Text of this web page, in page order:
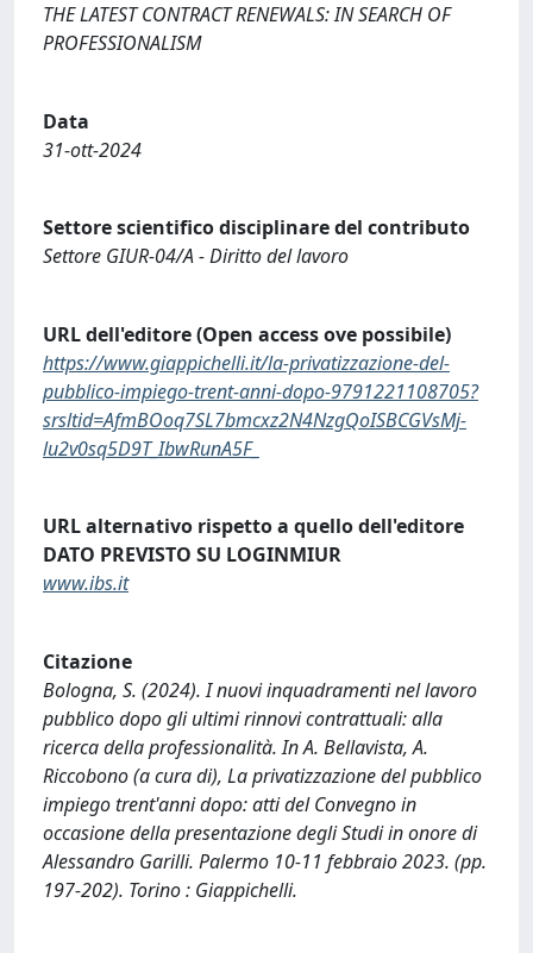
THE LATEST CONTRACT RENEWALS: IN SEARCH OF
PROFESSIONALISM
Data
31-ott-2024
Settore scientifico disciplinare del contributo
Settore GIUR-04/A - Diritto del lavoro
URL dell'editore (Open access ove possibile)
https://www.giappichelli.it/la-privatizzazione-del-
pubblico-impiego-trent-anni-dopo-9791221108705?
srsltid=AfmBOoq7SL7bmcxz2N4NzgQoISBCGVsMj-
lu2v0sq5D9T_IbwRunA5F_
URL alternativo rispetto a quello dell'editore
DATO PREVISTO SU LOGINMIUR
www.ibs.it
Citazione
Bologna, S. (2024). I nuovi inquadramenti nel lavoro
pubblico dopo gli ultimi rinnovi contrattuali: alla
ricerca della professionalità. In A. Bellavista, A.
Riccobono (a cura di), La privatizzazione del pubblico
impiego trent'anni dopo: atti del Convegno in
occasione della presentazione degli Studi in onore di
Alessandro Garilli. Palermo 10-11 febbraio 2023. (pp.
197-202). Torino : Giappichelli.